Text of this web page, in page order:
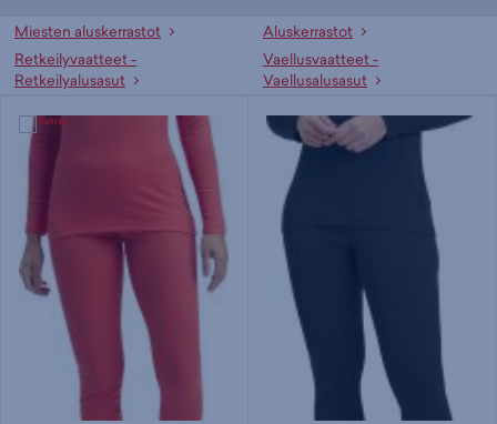
Miesten aluskerrastot
Aluskerrastot
Retkeilyvaatteet -
Retkeilyalusasut
Vaellusvaatteet -
Vaellusalusasut